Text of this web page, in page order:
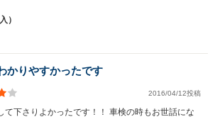
）
かりやすかったです
2016/04/12投稿
て下さりよかったです！！ 車検の時もお世話にな